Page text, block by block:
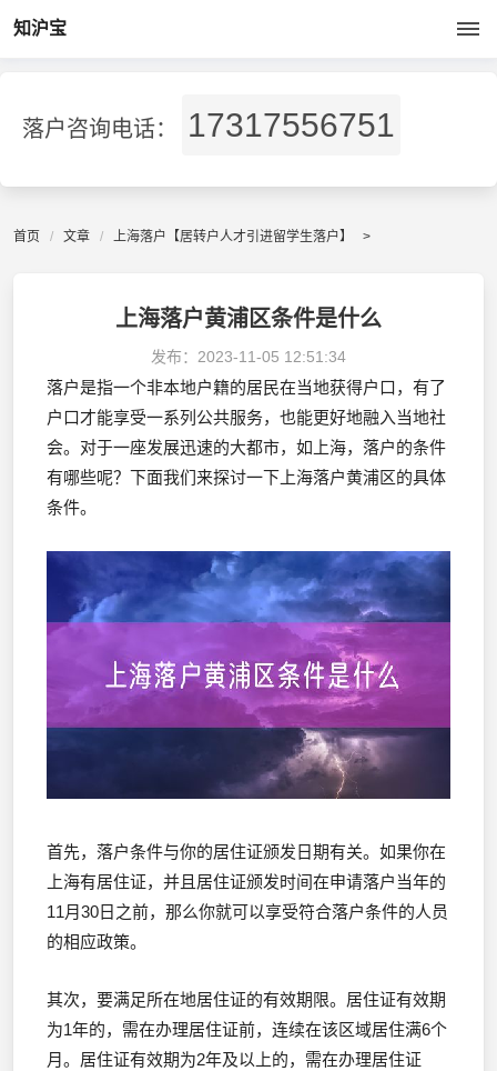
知沪宝
落户咨询电话： 17317556751
首页 文章 上海落户【居转户人才引进留学生落户】 >
上海落户黄浦区条件是什么
发布： 2023-11-05 12:51:34
落户是指一个非本地户籍的居民在当地获得户口，有了
户口才能享受一系列公共服务，也能更好地融入当地社
会。对于一座发展迅速的大都市，如上海，落户的条件
有哪些呢？下面我们来探讨一下上海落户黄浦区的具体
条件。
首先，落户条件与你的居住证颁发日期有关。如果你在
上海有居住证，并且居住证颁发时间在申请落户当年的
11月30日之前，那么你就可以享受符合落户条件的人员
的相应政策。
其次，要满足所在地居住证的有效期限。居住证有效期
为1年的，需在办理居住证前，连续在该区域居住满6个
月。居住证有效期为2年及以上的，需在办理居住证